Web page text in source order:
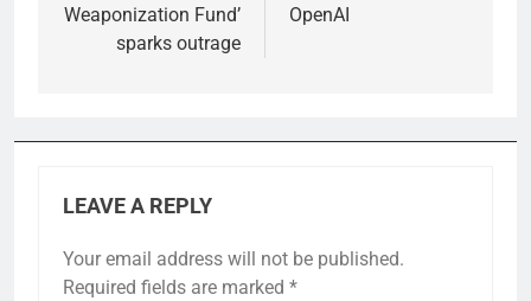
Weaponization Fund’
sparks outrage
OpenAI
LEAVE A REPLY
Your email address will not be published.
Required fields are marked *